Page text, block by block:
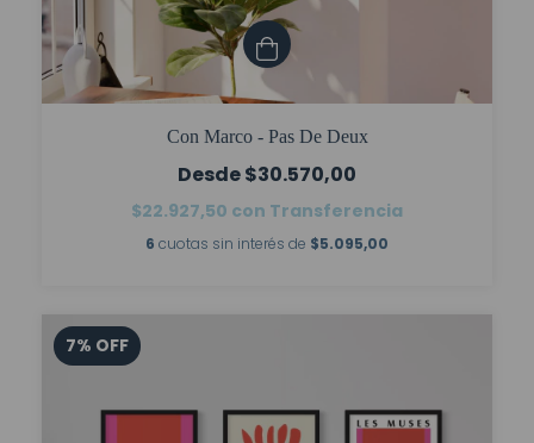
Con Marco - Pas De Deux
$30.570,00
$22.927,50 con Transferencia
6 cuotas sin interés de $5.095,00
7% OFF